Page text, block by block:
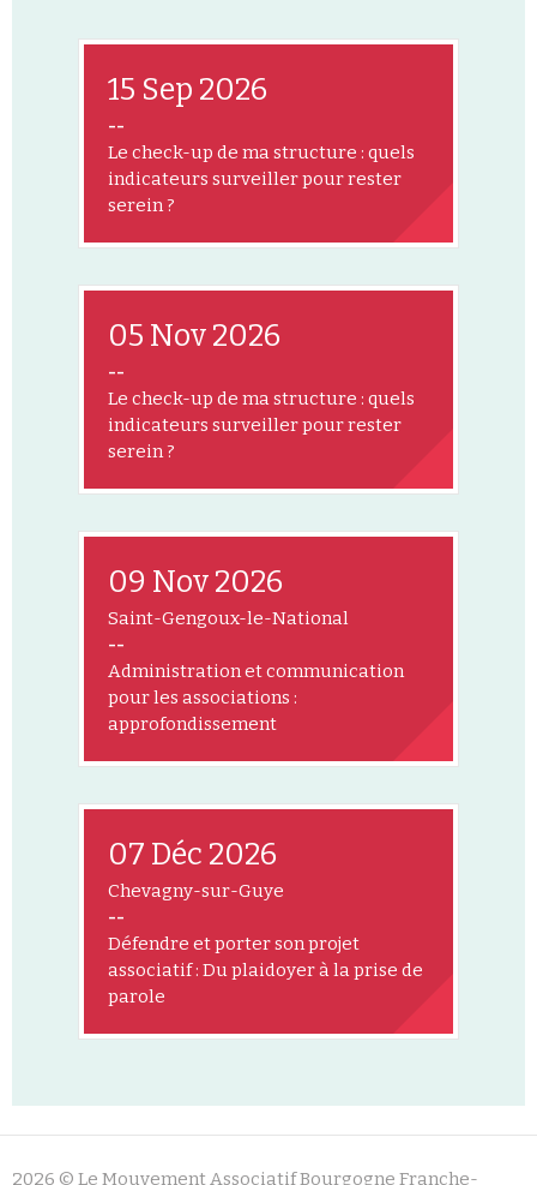
15 Sep 2026
--
Le check-up de ma structure : quels
indicateurs surveiller pour rester
serein ?
05 Nov 2026
--
Le check-up de ma structure : quels
indicateurs surveiller pour rester
serein ?
09 Nov 2026
Saint-Gengoux-le-National
--
Administration et communication
pour les associations :
approfondissement
07 Déc 2026
Chevagny-sur-Guye
--
Défendre et porter son projet
associatif : Du plaidoyer à la prise de
parole
2026 © Le Mouvement Associatif Bourgogne Franche-